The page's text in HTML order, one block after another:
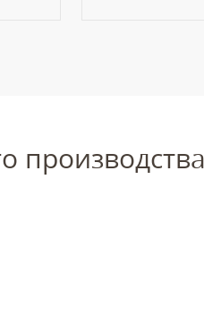
производства